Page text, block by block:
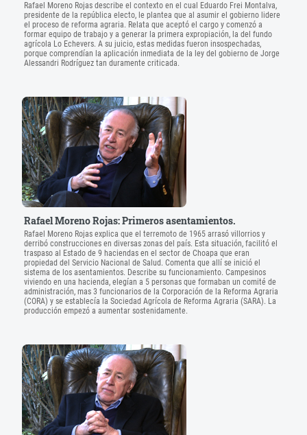
Rafael Moreno Rojas describe el contexto en el cual Eduardo Frei Montalva,
presidente de la república electo, le plantea que al asumir el gobierno lidere
el proceso de reforma agraria. Relata que aceptó el cargo y comenzó a
formar equipo de trabajo y a generar la primera expropiación, la del fundo
agrícola Lo Echevers. A su juicio, estas medidas fueron insospechadas,
porque comprendían la aplicación inmediata de la ley del gobierno de Jorge
Alessandri Rodríguez tan duramente criticada.
Rafael Moreno Rojas: Primeros asentamientos.
Rafael Moreno Rojas explica que el terremoto de 1965 arrasó villorrios y
derribó construcciones en diversas zonas del país. Esta situación, facilitó el
traspaso al Estado de 9 haciendas en el sector de Choapa que eran
propiedad del Servicio Nacional de Salud. Comenta que allí se inició el
sistema de los asentamientos. Describe su funcionamiento. Campesinos
viviendo en una hacienda, elegían a 5 personas que formaban un comité de
administración, mas 3 funcionarios de la Corporación de la Reforma Agraria
(CORA) y se establecía la Sociedad Agrícola de Reforma Agraria (SARA). La
producción empezó a aumentar sostenidamente.